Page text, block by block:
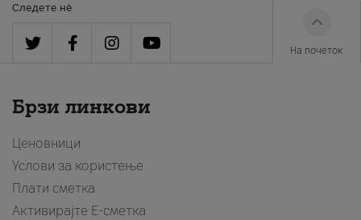
Следете нè
На почеток
Брзи линкови
Ценовници
Услови за користење
Плати сметка
Активирајте Е-сметка